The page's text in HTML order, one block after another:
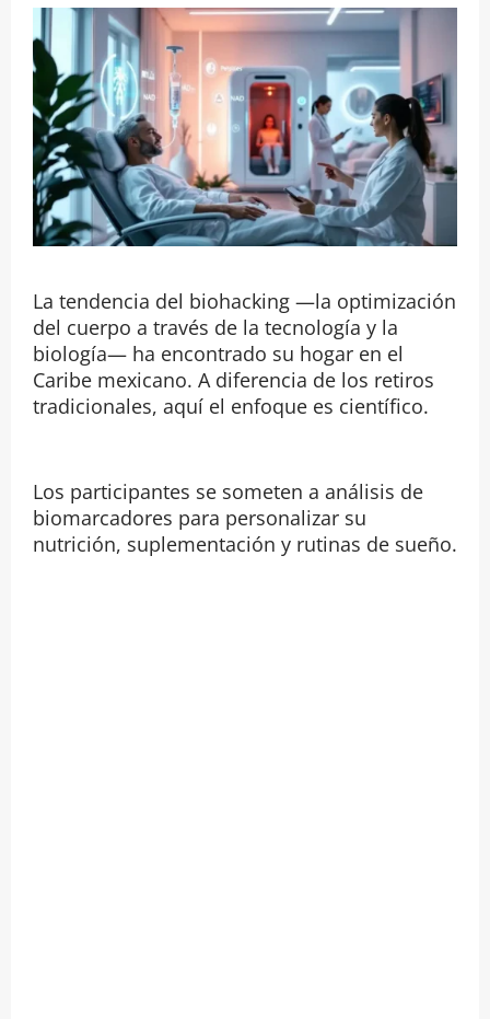
La tendencia del biohacking —la optimización
del cuerpo a través de la tecnología y la
biología— ha encontrado su hogar en el
Caribe mexicano. A diferencia de los retiros
tradicionales, aquí el enfoque es científico.
Los participantes se someten a análisis de
biomarcadores para personalizar su
nutrición, suplementación y rutinas de sueño.